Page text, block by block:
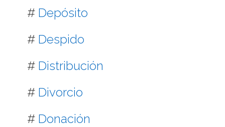
# Depósito
# Despido
# Distribución
# Divorcio
# Donación